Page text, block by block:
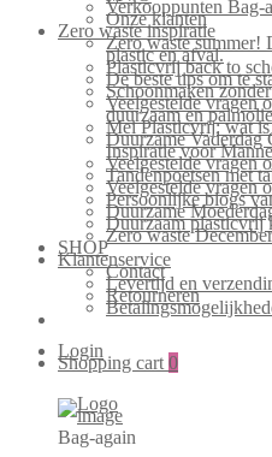
Verkooppunten Bag-
Onze klanten
Zero waste inspiratie
Zero waste summer!
plastic en afval.
Plasticvrij back to
De beste tips om te
Schoonmaken
Veelgestelde vragen
duurzaam en
Mei Plasticvrij: wat is
Duurzame Vaderdag
Inspiratie voor
Veelgestelde vragen
Tandenpoetsen met
Veelgestelde vragen
Persoonlijke blogs
Duurzame
Duurzaam plasticvrij
Zero waste
SHOP
Klantenservice
Contact
Levertijd en
Retourneren
Login
Shopping cart 0
Bag-again